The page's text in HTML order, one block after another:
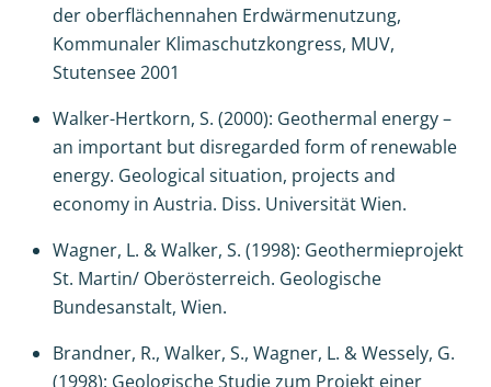
der oberflächennahen Erdwärmenutzung,
Kommunaler Klimaschutzkongress, MUV,
Stutensee 2001
Walker-Hertkorn, S. (2000): Geothermal energy –
an important but disregarded form of renewable
energy. Geological situation, projects and
economy in Austria. Diss. Universität Wien.
Wagner, L. & Walker, S. (1998): Geothermieprojekt
St. Martin/ Oberösterreich. Geologische
Bundesanstalt, Wien.
Brandner, R., Walker, S., Wagner, L. & Wessely, G.
(1998): Geologische Studie zum Projekt einer